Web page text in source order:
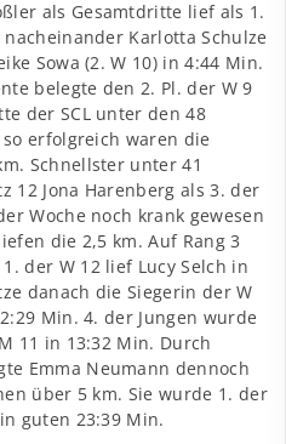
als Gesamtdritte lief als 1.
Karlotta Schulze
Sowa (2. W 10) in 4:44 Min.
belegte den 2. Pl. der W 9
der SCL unter den 48
erfolgreich waren die
Schnellster unter 41
12 Jona Harenberg als 3. der
Woche noch krank gewesen
die 2,5 km. Auf Rang 3
der W 12 lief Lucy Selch in
danach die Siegerin der W
Min. 4. der Jungen wurde
11 in 13:32 Min. Durch
Emma Neumann dennoch
über 5 km. Sie wurde 1. der
guten 23:39 Min.